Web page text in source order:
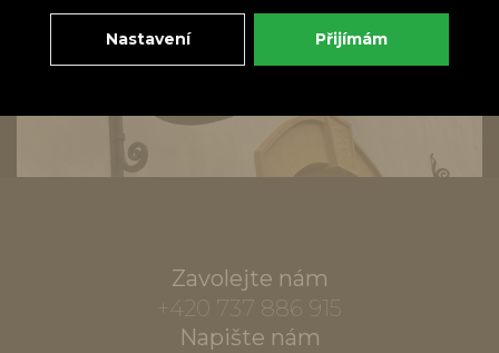
Zavolejte nám
+420 737 886 915
Napište nám
Nastavení Přijímám